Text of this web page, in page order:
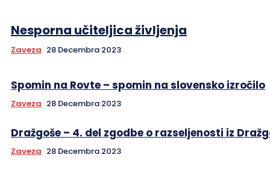
Nesporna učiteljica življenja
Zaveza 28 Decembra 2023
Spomin na Rovte – spomin na slovensko izročilo
Zaveza 28 Decembra 2023
Dražgoše – 4. del zgodbe o razseljenosti iz
Zaveza 28 Decembra 2023